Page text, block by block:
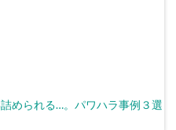
められる…。パワハラ事例３選